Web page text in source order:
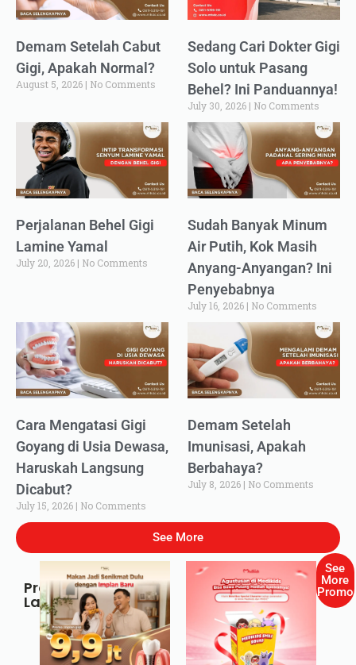
Demam Setelah Cabut
Gigi, Apakah Normal?
August 5, 2026 No Comments
Sedang Cari Dokter Gigi
Solo untuk Pasang
Behel? Ini Panduannya!
July 30, 2026 No Comments
Perjalanan Behel Gigi
Lamine Yamal
July 20, 2026 No Comments
Sudah Banyak Minum
Air Putih, Kok Masih
Anyang-Anyangan? Ini
Penyebabnya
July 16, 2026 No Comments
Cara Mengatasi Gigi
Goyang di Usia Dewasa,
Haruskah Langsung
Dicabut?
July 15, 2026 No Comments
Demam Setelah
Imunisasi, Apakah
Berbahaya?
July 8, 2026 No Comments
See More
Promo
Lainnya
See
More
Promo